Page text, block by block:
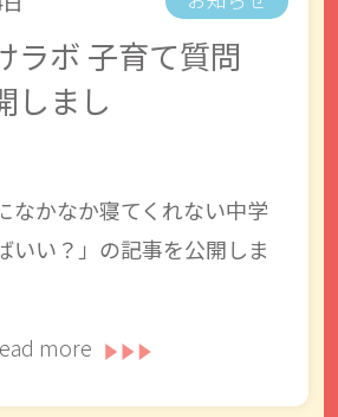
ラボ 子育て質問
しまし
なかなか寝てくれない中学
い？」の記事を公開しま
more